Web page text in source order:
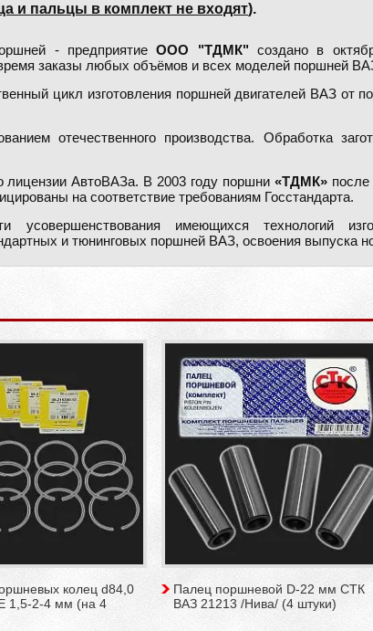
и пальцы в комплект не входят).
- предприятиеООО "ТДМК" создано в
заказы любых объёмов и всех моделей поршней
цикл изготовления поршней двигателей ВАЗ от
отечественного производства. Обработка
лицензии АвтоВАЗа. В 2003 году поршни «ТДМК»после
на соответствие требованиям Госстандарта.
имеющихся технологий
и тюнинговых поршней ВАЗ, освоения выпуска
колец d84,0
1,5-2-4 мм (на 4
Палец поршневой D-22 мм СТК
ВАЗ 21213 /Нива/ (4 штуки)